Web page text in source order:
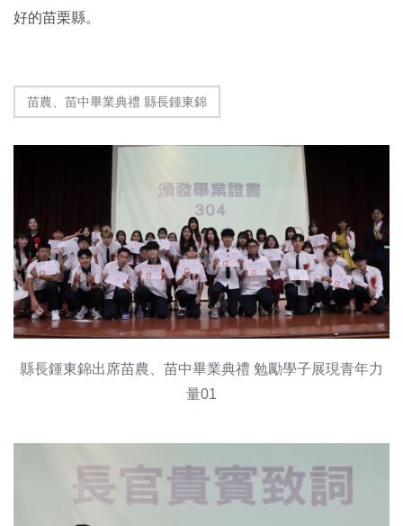
好的苗栗縣。
苗農、苗中畢業典禮 縣長鍾東錦
縣長鍾東錦出席苗農、苗中畢業典禮 勉勵學子展現青年力
量01